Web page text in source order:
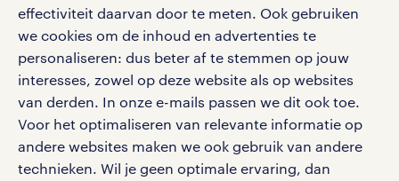
effectiviteit daarvan door te meten. Ook gebruiken
we cookies om de inhoud en advertenties te
personaliseren: dus beter af te stemmen op jouw
interesses, zowel op deze website als op websites
van derden. In onze e-mails passen we dit ook toe.
Voor het optimaliseren van relevante informatie op
andere websites maken we ook gebruik van andere
technieken. Wil je geen optimale ervaring, dan
werken bij randstad
gebruikersvoorwaarden
privacystatement
cookies